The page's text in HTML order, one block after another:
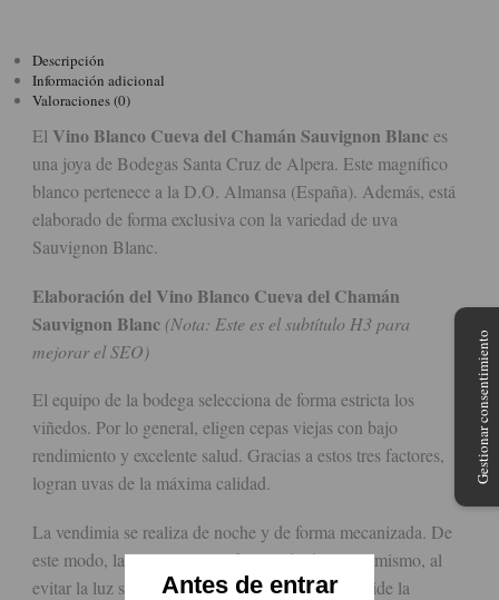
Antes de entrar
Descripción
Información adicional
Valoraciones (0)
ElVino Blanco Cueva del Chamán Sauvignon Blances
una joya de Bodegas Santa Cruz de Alpera. Este magnífico
blanco pertenece a la D.O. Almansa (España). Además, está
elaborado de forma exclusiva con la variedad de uva
Sauvignon Blanc.
Elaboración del Vino Blanco Cueva del Chamán
Sauvignon Blanc (Nota: Este es el subtítulo H3 para
mejorar el SEO)
El equipo de la bodega selecciona de forma estricta los
viñedos. Por lo general, eligen cepas viejas con bajo
rendimiento y excelente salud. Gracias a estos tres factores,
logran uvas de la máxima calidad.
La vendimia se realiza de noche y de forma mecanizada. De
este modo, la uva llega muy fría a la bodega. Asimismo, al
evitar la luz solar y las altas temperaturas, se impide la
Gestionar consentimiento